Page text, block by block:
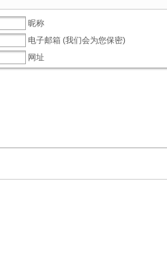
昵称
电子邮箱 (我们会为您保密)
网址